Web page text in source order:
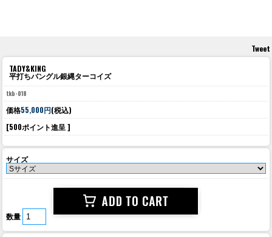
Tweet
TADY&KING
平打ちバングル銀縄ターコイズ
tkb-018
価格55,000円(税込)
[500ポイント進呈 ]
サイズ
数量